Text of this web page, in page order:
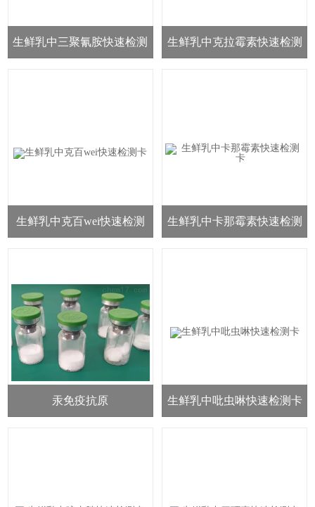
生鲜乳中三聚氰胺快速检测 生鲜乳中克拉霉素快速检测
生鲜乳中克百wei快速检测 生鲜乳中卡那霉素快速检测
汞免疫抗原 生鲜乳中吡虫啉快速检测卡